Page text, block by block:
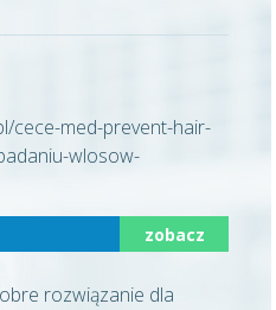
cece-med-prevent-hair-
wlosow-
zobacz
rozwiązanie dla